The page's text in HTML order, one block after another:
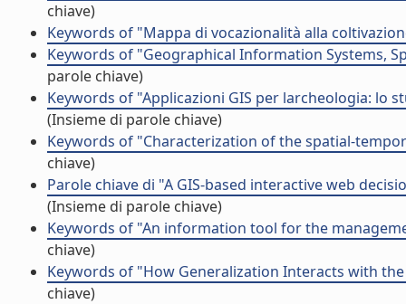
chiave)
Keywords of "Mappa di vocazionalità alla
Keywords of "Geographical Information Systems,
parole chiave)
Keywords of "Applicazioni GIS per larcheologia:
(Insieme di parole chiave)
Keywords of "Characterization of the spatial-
chiave)
Parole chiave di "A GIS-based interactive web
(Insieme di parole chiave)
Keywords of "An information tool for the
chiave)
Keywords of "How Generalization Interacts with
chiave)